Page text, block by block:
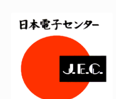
Hoppa
till
navigering
Hoppa
till
innehåll